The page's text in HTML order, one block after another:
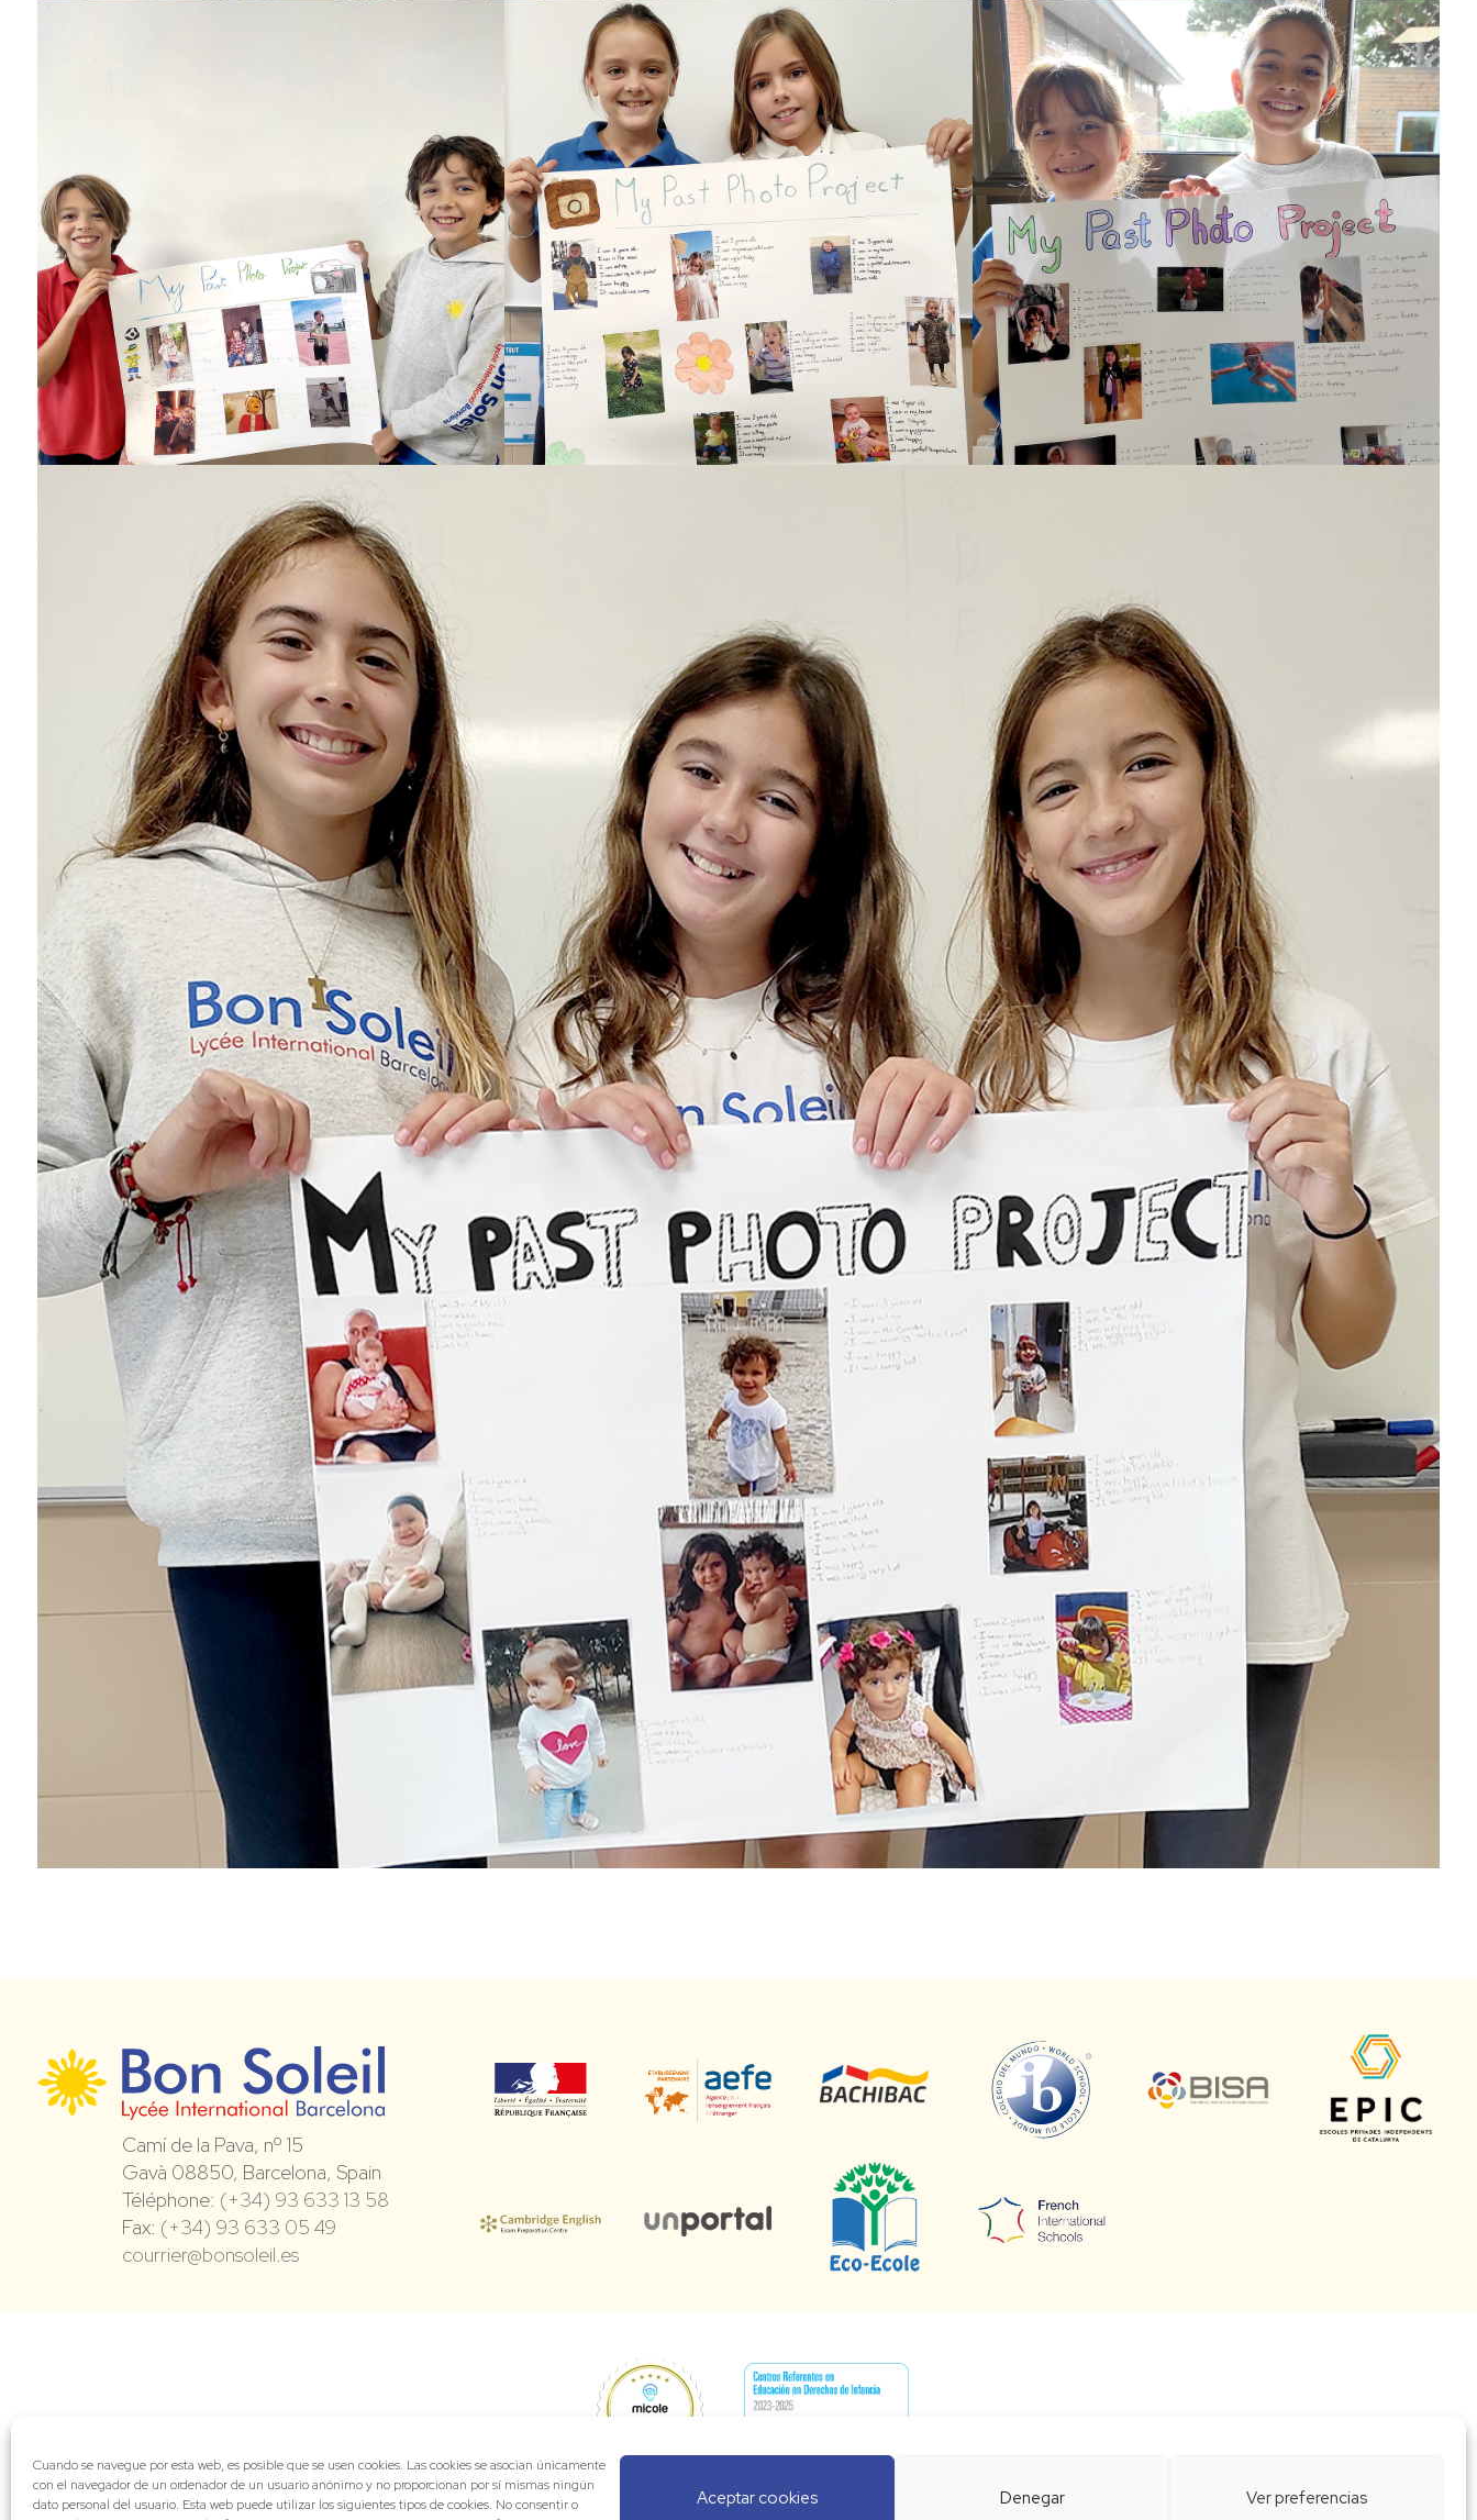
Cuando se navegue por esta web, es posible que se usen cookies. Las cookies se asocian únicamente
con el navegador de un ordenador de un usuario anónimo y no proporcionan por sí mismas ningún
dato personal del usuario. Esta web puede utilizar los siguientes tipos de cookies. No consentir o
Aceptar cookies Denegar Ver preferencias
Camí de la Pava, nº 15
Gavà 08850, Barcelona, Spain
Téléphone: (+34) 93 633 13 58
Fax: (+34) 93 633 05 49
courrier@bonsoleil.es